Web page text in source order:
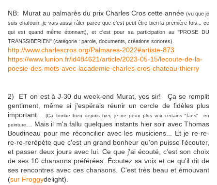
NB: Murat au palmarès du prix Charles Cros cette année (vu que je
suis chafouin, je vais aussi râler parce que c'est peut-être bien la première fois... ce
qui est quand même étonnant), et c'est pour sa participation au "PROSE DU
TRANSSIBERIEN" (catégorie : parole, documents, créations sonores).
http://www.charlescros.org/Palmares-2022#artiste-873
https://www.lunion.fr/id484621/article/2023-05-15/lecoute-de-la-
poesie-des-mots-avec-lacademie-charles-cros-chateau-thierry
2) ET on est à J-30 du week-end Murat, yes sir! Ça se remplit
gentiment, même si j'espérais réunir un cercle de fidèles plus
important...(Ça tombe bien depuis hier, je ne peux plus voir certains "fans" en
peinture
... Mais il m'a fallu quelques instants hier soir avec Thomas
Boudineau pour me réconcilier avec les musiciens... Et je re-re-
re-re-rerépète que c'est un grand bonheur qu'on puisse l'écouter,
et passer deux jours avec lui. Ce que j'ai écouté, c'est son choix
de ses 10 chansons préférées. Écoutez sa voix et ce qu'il dit de
ses rencontres avec ces chansons. C'est très beau et émouvant
(sur Froggydelight).